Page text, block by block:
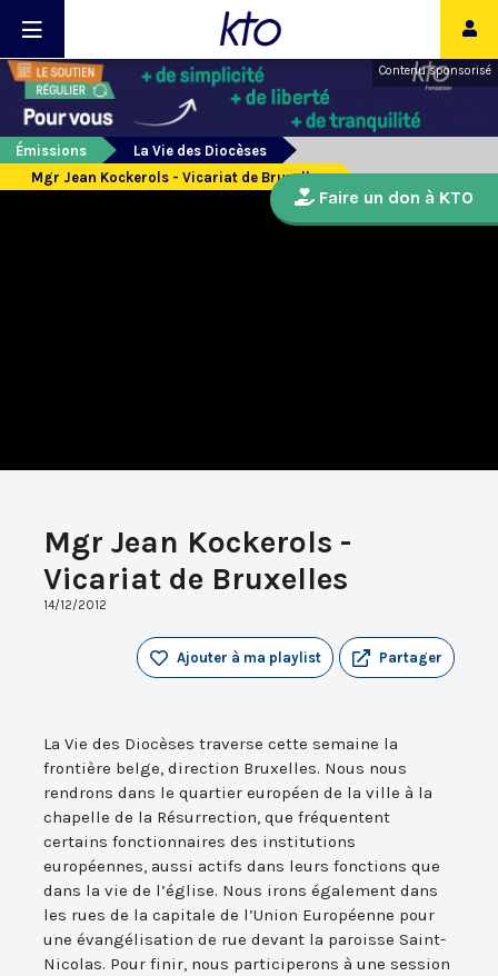
Contenu sponsorisé
Émissions
La Vie des Diocèses
Mgr Jean Kockerols - Vicariat de Bruxelles
Mgr Jean Kockerols -
Vicariat de Bruxelles
14/12/2012
Partager
Ajouter à ma playlist
La Vie des Diocèses traverse cette semaine la
frontière belge, direction Bruxelles. Nous nous
rendrons dans le quartier européen de la ville à la
chapelle de la Résurrection, que fréquentent
certains fonctionnaires des institutions
européennes, aussi actifs dans leurs fonctions que
dans la vie de l’église. Nous irons également dans
les rues de la capitale de l’Union Européenne pour
une évangélisation de rue devant la paroisse Saint-
Nicolas. Pour finir, nous participerons à une session
Faire un don à KTO